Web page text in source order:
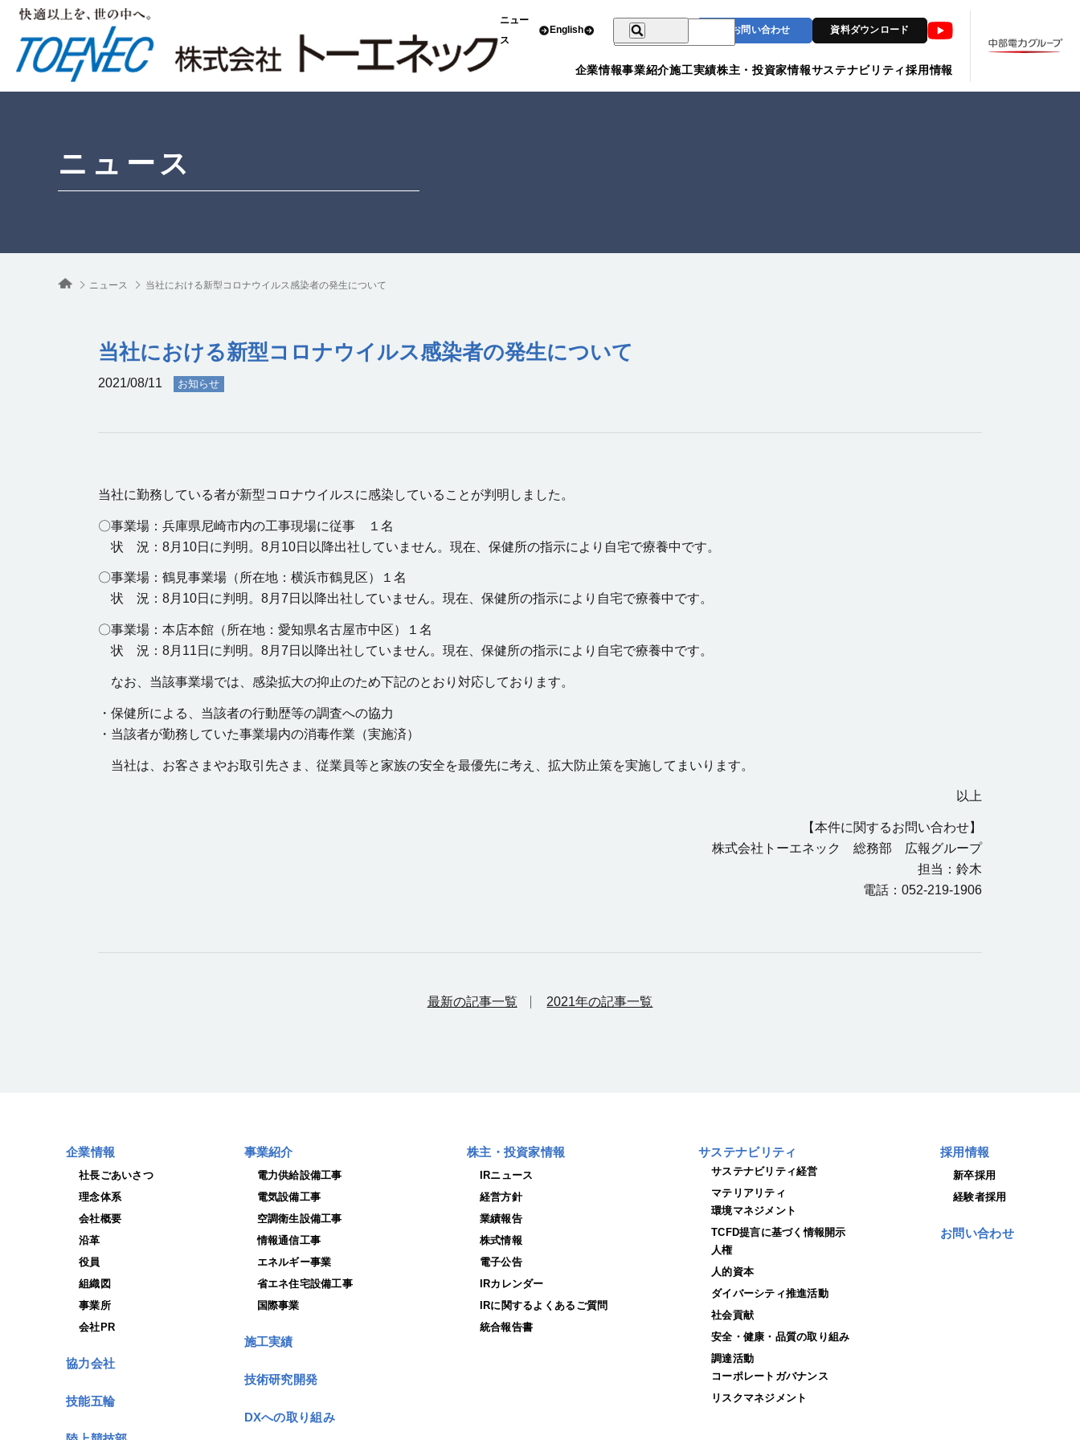
ニュー
ス
English お問い合わせ 資料ダウンロード
企業情報事業紹介施工実績株主・投資家情報サステナビリティ採用情報
ニュース
ニュース 当社における新型コロナウイルス感染者の発生について
当社における新型コロナウイルス感染者の発生について
2021/08/11 お知らせ
当社に勤務している者が新型コロナウイルスに感染していることが判明しました。
〇事業場：兵庫県尼崎市内の工事現場に従事 １名
状 況：8月10日に判明。8月10日以降出社していません。現在、保健所の指示により自宅で療養中です。
〇事業場：鶴見事業場（所在地：横浜市鶴見区）１名
状 況：8月10日に判明。8月7日以降出社していません。現在、保健所の指示により自宅で療養中です。
〇事業場：本店本館（所在地：愛知県名古屋市中区）１名
状 況：8月11日に判明。8月7日以降出社していません。現在、保健所の指示により自宅で療養中です。
なお、当該事業場では、感染拡大の抑止のため下記のとおり対応しております。
・保健所による、当該者の行動歴等の調査への協力
・当該者が勤務していた事業場内の消毒作業（実施済）
当社は、お客さまやお取引先さま、従業員等と家族の安全を最優先に考え、拡大防止策を実施してまいります。
以上
【本件に関するお問い合わせ】
株式会社トーエネック 総務部 広報グループ
担当：鈴木
電話：052-219-1906
最新の記事一覧 2021年の記事一覧
企業情報
社長ごあいさつ
理念体系
会社概要
沿革
役員
組織図
事業所
会社PR
協力会社
技能五輪
事業紹介
電力供給設備工事
電気設備工事
空調衛生設備工事
情報通信工事
エネルギー事業
省エネ住宅設備工事
国際事業
施工実績
技術研究開発
DXへの取り組み
株主・投資家情報
IRニュース
経営方針
業績報告
株式情報
電子公告
IRカレンダー
IRに関するよくあるご質問
統合報告書
サステナビリティ
サステナビリティ経営
マテリアリティ
環境マネジメント
TCFD提言に基づく情報開示
人権
人的資本
ダイバーシティ推進活動
社会貢献
安全・健康・品質の取り組み
調達活動
コーポレートガバナンス
リスクマネジメント
採用情報
新卒採用
経験者採用
お問い合わせ